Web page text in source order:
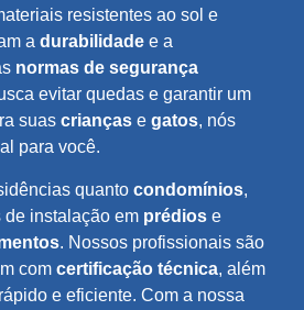
resistentes ao sol e
a durabilidade e a
normas de segurança
evitar quedas e garantir um
suas crianças e gatos, nós
para você.
quanto condomínios,
instalação em prédios e
. Nossos profissionais são
com certificação técnica, além
e eficiente. Com a nossa